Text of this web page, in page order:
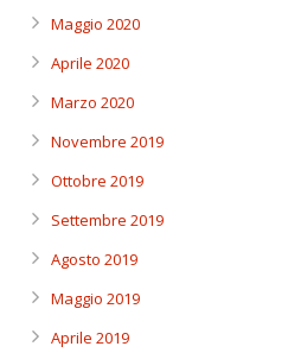
Maggio 2020
Aprile 2020
Marzo 2020
Novembre 2019
Ottobre 2019
Settembre 2019
Agosto 2019
Maggio 2019
Aprile 2019